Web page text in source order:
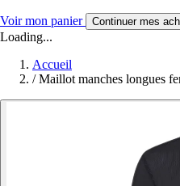
Voir mon panier Continuer mes
Loading...
Accueil
/ Maillot manches longues